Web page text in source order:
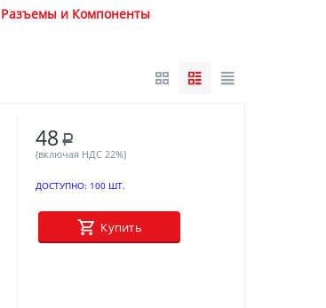
и Компоненты
48 Р
(включая НДС 22%)
ДОСТУПНО: 100 ШТ.
Купить